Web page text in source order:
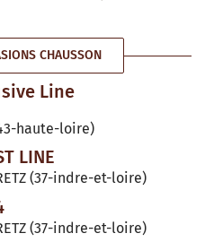
CHAUSSON
Line
haute-loire)
LINE
(37-indre-et-loire)
(37-indre-et-loire)